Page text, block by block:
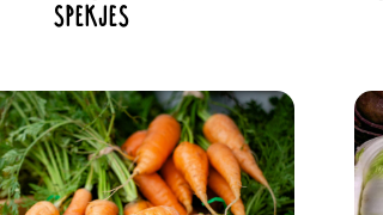
spekjes